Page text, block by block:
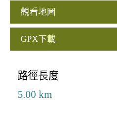
觀看地圖
GPX下載
路徑長度
5.00 km